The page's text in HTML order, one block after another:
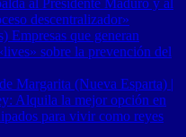
descentralizador»
Empresas que generan
sobre la prevención del
Margarita (Nueva Esparta) |
Alquila la mejor opción en
para vivir como reyes